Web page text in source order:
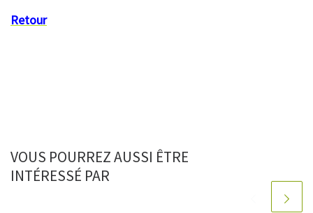
Retour
VOUS POURREZ AUSSI ÊTRE
INTÉRESSÉ PAR